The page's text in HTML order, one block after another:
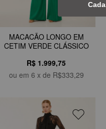
MACACÃO LONGO EM
CETIM VERDE CLÁSSICO
R$ 1.999,75
ou em 6 x de R$333,29